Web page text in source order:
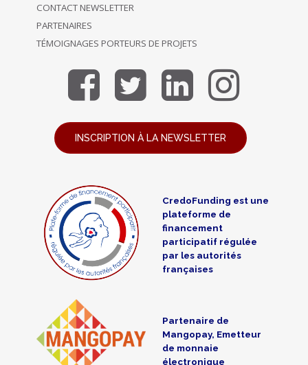
CONTACT NEWSLETTER
PARTENAIRES
TÉMOIGNAGES PORTEURS DE PROJETS
INSCRIPTION À LA NEWSLETTER
CredoFunding est une
plateforme de
financement
participatif régulée
par les autorités
françaises
Partenaire de
Mangopay, Emetteur
de monnaie
électronique